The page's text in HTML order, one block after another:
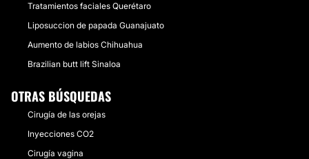
Tratamientos faciales Querétaro
Liposuccion de papada Guanajuato
Aumento de labios Chihuahua
Brazilian butt lift Sinaloa
OTRAS BÚSQUEDAS
Cirugía de las orejas
Inyecciones CO2
Cirugía vagina